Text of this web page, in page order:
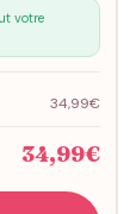
votre
34,99€
34,99€